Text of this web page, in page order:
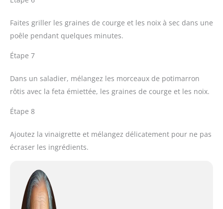
Faites griller les graines de courge et les noix à sec dans une
poêle pendant quelques minutes.
Étape 7
Dans un saladier, mélangez les morceaux de potimarron
rôtis avec la feta émiettée, les graines de courge et les noix.
Étape 8
Ajoutez la vinaigrette et mélangez délicatement pour ne pas
écraser les ingrédients.